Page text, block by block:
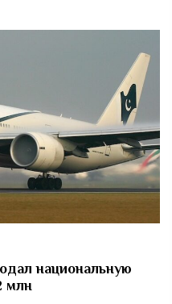
национальную
млн